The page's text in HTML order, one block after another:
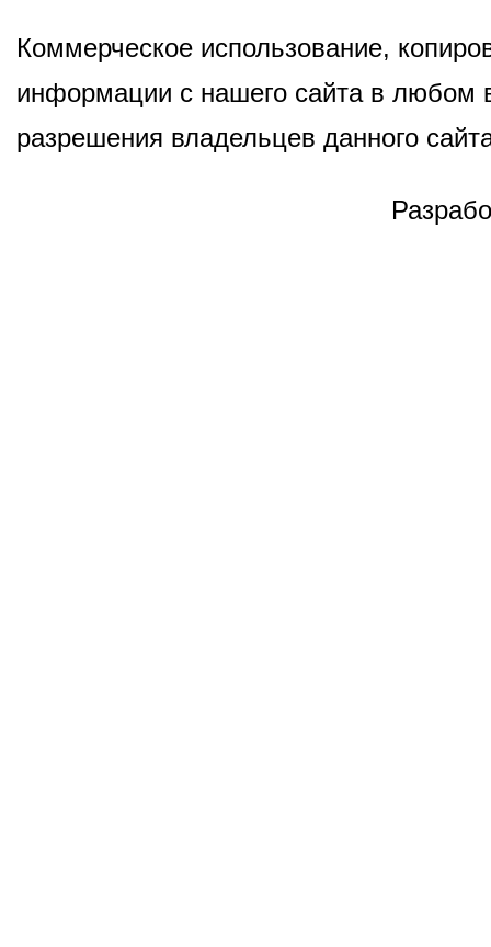
Коммерческое использование,
информации с нашего сайта в любом
разрешения владельцев данного